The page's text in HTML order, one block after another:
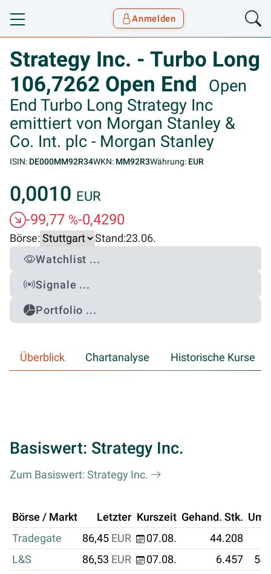
Toggle navigation
Anmelden
Strategy Inc. - Turbo Long
106,7262 Open End
Open
End Turbo Long Strategy Inc
emittiert von Morgan Stanley &
Co. Int. plc - Morgan Stanley
ISIN: DE000MM92R34WKN: MM92R3Währung: EUR
0,0010 EUR
-99,77 %-0,4290
Börse: Stand:23.06.
Watchlist ...
Signale ...
Portfolio ...
Überblick Chartanalyse Historische Kurse
Basiswert: Strategy Inc.
Zum Basiswert: Strategy Inc.
Börse / Markt Letzter Kurszeit Gehand. Stk.
Tradegate
86,45 EUR 07.08. 44.208
L&S
86,53 EUR 07.08. 6.457